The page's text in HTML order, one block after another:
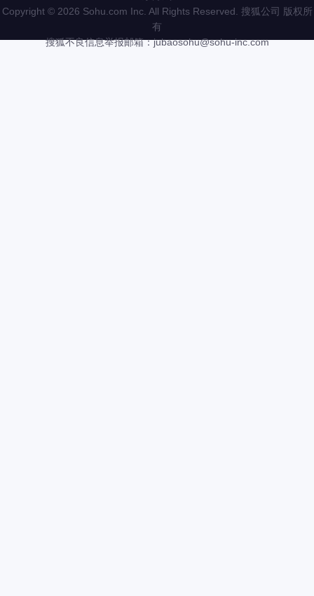
Copyright © 2026 Sohu.com Inc. All Rights Reserved. 搜狐公司 版权所
有
搜狐不良信息举报邮箱：jubaosohu@sohu-inc.com